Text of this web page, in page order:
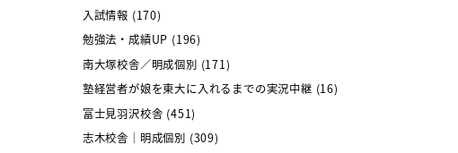
入試情報 (170)
勉強法・成績UP (196)
南大塚校舎／明成個別 (171)
塾経営者が娘を東大に入れるまでの実況中継 (16)
富士見羽沢校舎 (451)
志木校舎｜明成個別 (309)